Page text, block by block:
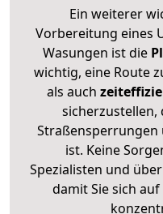
Ein weiterer
Vorbereitung eines
Wasungen ist die
wichtig, eine Route
als auch
sicherzustellen,
Straßensperrungen
ist. Keine
Spezialisten und
damit Sie sich